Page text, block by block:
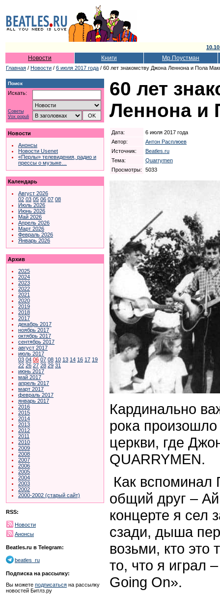
Новости Книги Мр.Поустман
Главная / Новости / 6 июля 2017 года / 60 лет знакомству Джона Леннона и Пола
Поиск
Искать:
Советы
Vox populi
Новости
Анонсы
Новости Usenet
«Перлы» телевидения, радио и
прессы о музыке…
Календарь
Август 2026
02 03 05 06 07 08
Июль 2026
Июнь 2026
Май 2026
Апрель 2026
Март 2026
Февраль 2026
Январь 2026
Архив
2025
2024
2023
2022
2021
2020
2019
2018
2017
декабрь 2017
ноябрь 2017
октябрь 2017
сентябрь 2017
август 2017
июль 2017
03 04 06 07 08 10 13 14 16 17 19
22 26 27 28 29 31
июнь 2017
май 2017
апрель 2017
март 2017
февраль 2017
январь 2017
2016
2015
2014
2013
2012
2011
2010
2009
2008
2007
2006
2005
2004
2003
2002
2000-2002 (старый сайт)
RSS:
Новости
Анонсы
Beatles.ru в Telegram:
beatles_ru
Подписка на рассылку:
Вы можете подписаться на рассылку
новостей Битлз.ру
60 лет
Леннона и
Дата:
6 июля 2017 года
Автор:
Антон Расплюев
Источник:
Beatles.ru
Тема:
Quarrymen
Просмотры:
5033
Кардинально
рока
церкви, где
QUARRYMEN.
Как вспоминал
общий друг –
концерте я сел
сзади, дыша
возьми, кто это
то, что я играл
Going On».